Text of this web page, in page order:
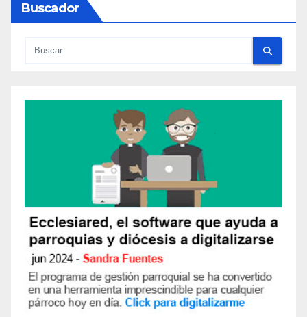
Buscador